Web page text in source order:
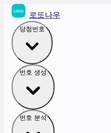
로또나우
당첨번호
번호 생성
번호 분석